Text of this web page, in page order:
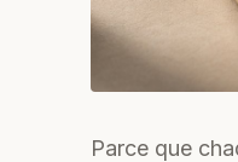
Parce que